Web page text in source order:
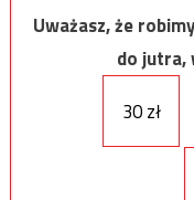
Uważasz, że
do jutra,
30 zł